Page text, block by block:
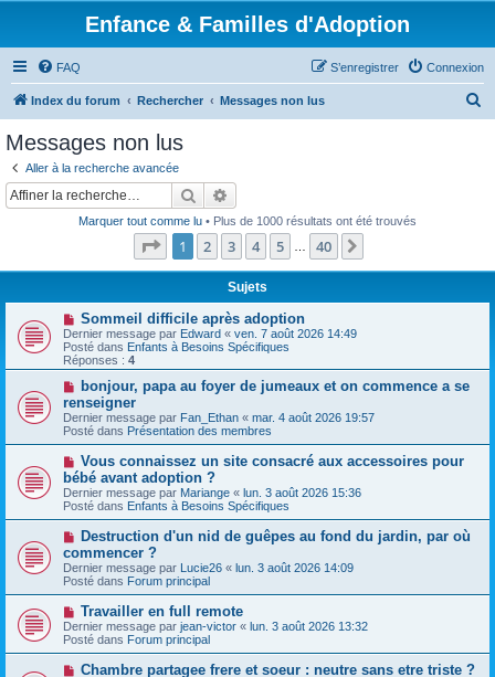
Enfance & Familles d'Adoption
FAQ Connexion
S’enregistrer
Index du forum Rechercher Messages non lus
Messages non lus
Aller à la recherche avancée
Rechercher
Marquer tout comme lu • Plus de 1000 résultats ont été trouvés
Page 1sur40
1 2 3 4 5 40
Sujets
N
o
u
v
e
a
u
m
e
s
s
a
g
e
Sommeil difficile après adoption
Dernier message par Edward « ven. 7 août 2026 14:49
Posté dans Enfants à Besoins Spécifiques
Réponses : 4
N
u
v
e
a
u
m
e
s
a
g
e
bonjour, papa au foyer de jumeaux et on commence a se
renseigner
Dernier message par Fan_Ethan « mar. 4 août 2026 19:57
Posté dans Présentation des membres
N
o
u
v
e
a
m
e
s
a
e
Vous connaissez un site consacré aux accessoires pour
bébé avant adoption ?
Dernier message par Mariange « lun. 3 août 2026 15:36
Posté dans Enfants à Besoins Spécifiques
N
u
v
e
a
m
e
s
s
Destruction d'un nid de guêpes au fond du jardin, par où
commencer ?
Dernier message par Lucie26 « lun. 3 août 2026 14:09
Posté dans Forum principal
N
o
u
v
a
Travailler en full remote
Dernier message par jean-victor « lun. 3 août 2026 13:32
Posté dans Forum principal
NChambre partagee frere et soeur : neutre sans etre triste ?